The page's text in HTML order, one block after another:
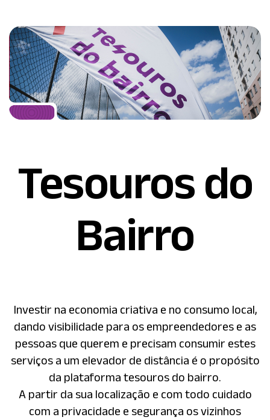
Tesouros do
Bairro
Investir na economia criativa e no consumo local,
dando visibilidade para os empreendedores e as
pessoas que querem e precisam consumir estes
serviços a um elevador de distância é o propósito
da plataforma tesouros do bairro.
A partir da sua localização e com todo cuidado
com a privacidade e segurança os vizinhos